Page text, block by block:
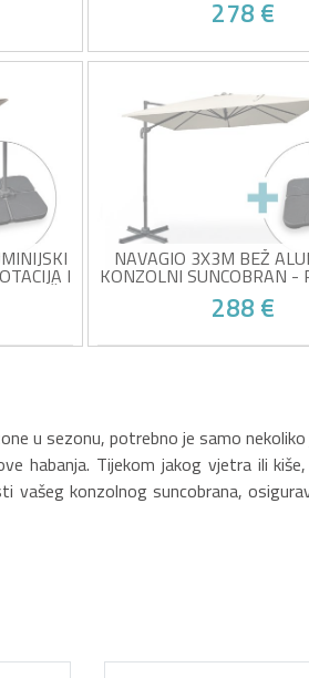
zračenje
278 €
UV otporna bež tkanina
Čvrsti aluminijski okvir
Uključeni utezi i zaštitna
Žrtva vlastitog
I
PLOČE
u
NAVAGIO 3X3M BEŽ
KONZOLNI SUNCOBRAN -
NAGIB OD 360° +288 €
UV otporna bež tkanina
u sezonu, potrebno je samo
habanja. Tijekom jakog vjetra ili
konzolnog suncobrana,